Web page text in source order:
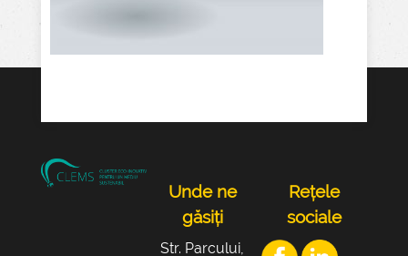
Unde ne
găsiți
Str. Parcului,
Rețele
sociale